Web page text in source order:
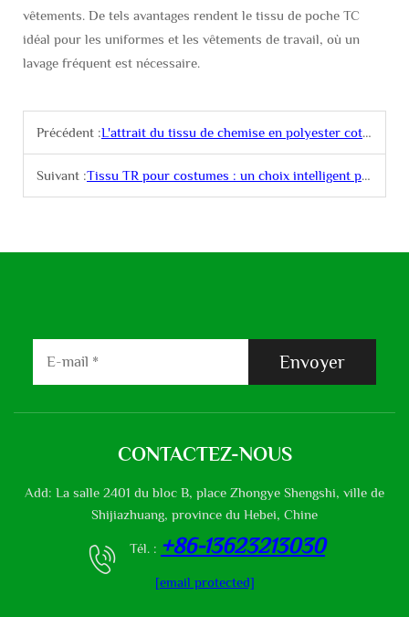
vêtements. De tels avantages rendent le tissu de poche TC
idéal pour les uniformes et les vêtements de travail, où un
lavage fréquent est nécessaire.
Précédent :L'attrait du tissu de chemise en polyester coton
Suivant :Tissu TR pour costumes : un choix intelligent pour les vêtements de cérémonie
Envoyer
CONTACTEZ-NOUS
Add: La salle 2401 du bloc B, place Zhongye Shengshi, ville de
Shijiazhuang, province du Hebei, Chine
Tél. : +86-13623213030
[email protected]